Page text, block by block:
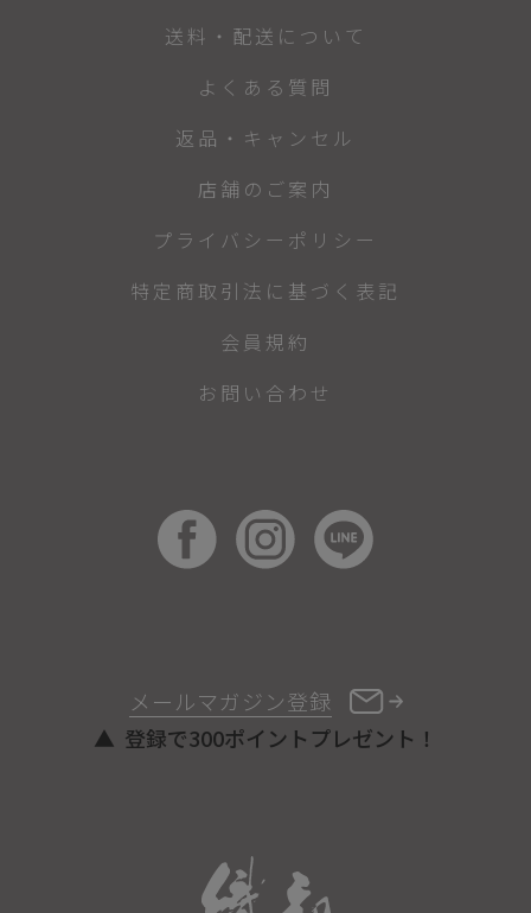
メールマガジン登録
登録で300ポイントプレゼント！
送料・配送について
よくある質問
返品・キャンセル
店舗のご案内
プライバシーポリシー
特定商取引法に基づく表記
会員規約
お問い合わせ